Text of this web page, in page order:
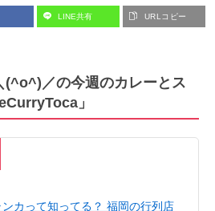
LINE共有 URLコピー
(^o^)／の今週のカレーとス
」
ンカって知ってる？ 福岡の行列店